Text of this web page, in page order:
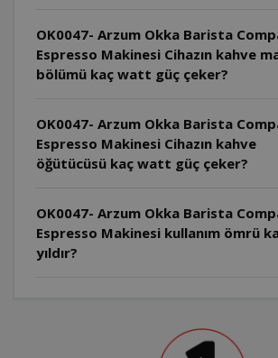
OK0047- Arzum Okka Barista
Espresso Makinesi Cihazın kahve
bölümü kaç watt güç çeker?
OK0047- Arzum Okka Barista
Espresso Makinesi Cihazın kahve
öğütücüsü kaç watt güç çeker?
OK0047- Arzum Okka Barista
Espresso Makinesi kullanım ömrü
yıldır?